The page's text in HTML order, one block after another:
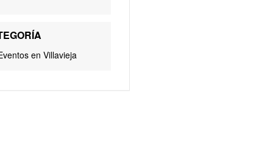
en Villavieja